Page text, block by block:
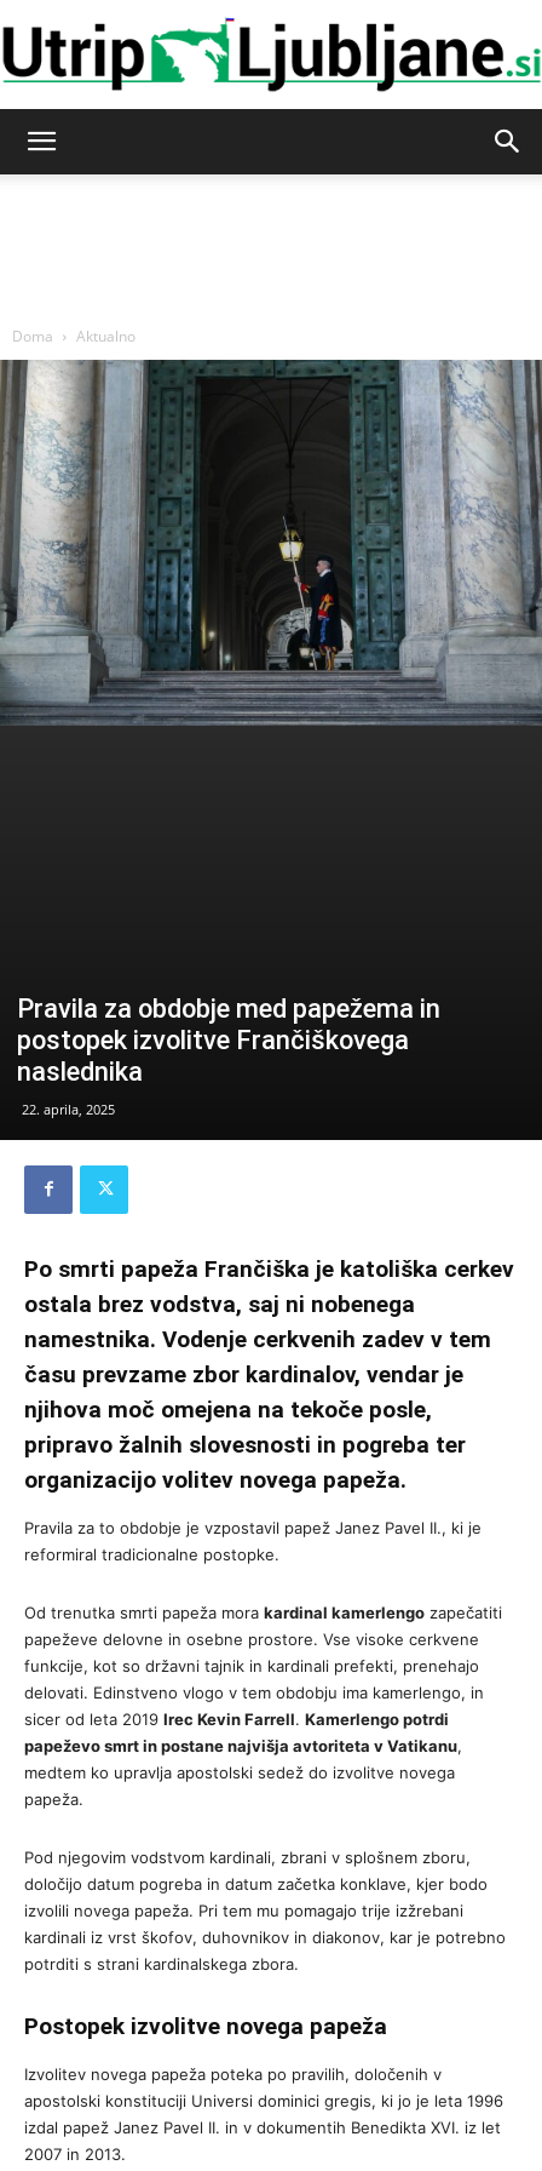
Doma Aktualno
Pravila za obdobje med papežema in
postopek izvolitve Frančiškovega
naslednika
22. aprila, 2025
Po smrti papeža Frančiška je katoliška cerkev
ostala brez vodstva, saj ni nobenega
namestnika. Vodenje cerkvenih zadev v tem
času prevzame zbor kardinalov, vendar je
njihova moč omejena na tekoče posle,
pripravo žalnih slovesnosti in pogreba ter
organizacijo volitev novega papeža.
Pravila za to obdobje je vzpostavil papež Janez Pavel II., ki je
reformiral tradicionalne postopke.
Od trenutka smrti papeža mora kardinal kamerlengo zapečatiti
papeževe delovne in osebne prostore. Vse visoke cerkvene
funkcije, kot so državni tajnik in kardinali prefekti, prenehajo
delovati. Edinstveno vlogo v tem obdobju ima kamerlengo, in
sicer od leta 2019 Irec Kevin Farrell. Kamerlengo potrdi
papeževo smrt in postane najvišja avtoriteta v Vatikanu,
medtem ko upravlja apostolski sedež do izvolitve novega
papeža.
Pod njegovim vodstvom kardinali, zbrani v splošnem zboru,
določijo datum pogreba in datum začetka konklave, kjer bodo
izvolili novega papeža. Pri tem mu pomagajo trije izžrebani
kardinali iz vrst škofov, duhovnikov in diakonov, kar je potrebno
potrditi s strani kardinalskega zbora.
Postopek izvolitve novega papeža
Izvolitev novega papeža poteka po pravilih, določenih v
apostolski konstituciji Universi dominici gregis, ki jo je leta 1996
izdal papež Janez Pavel II. in v dokumentih Benedikta XVI. iz let
2007 in 2013.